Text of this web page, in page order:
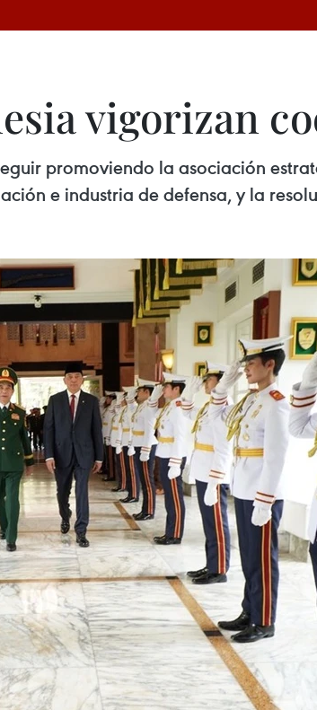
vigorizan
promoviendo la asociación
e industria de defensa, y la